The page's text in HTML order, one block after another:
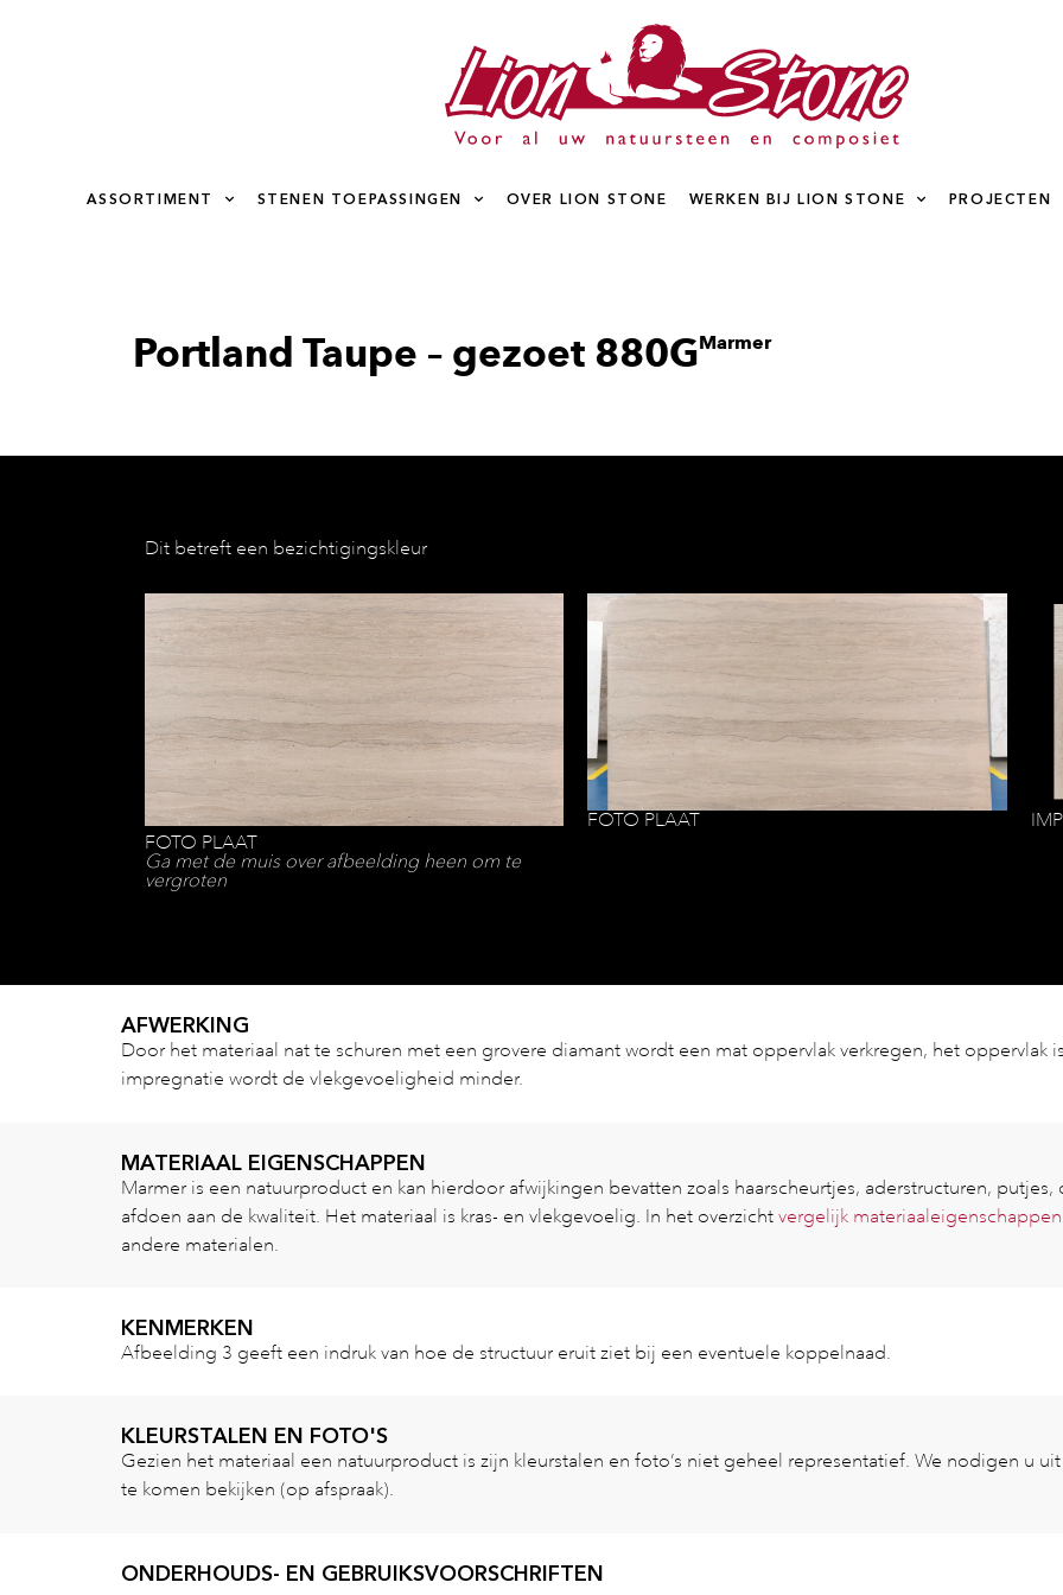
ASSORTIMENT STENEN TOEPASSINGEN OVER LION STONE WERKEN BIJ LION STONE PROJECTEN
Portland Taupe – gezoet 880GMarmer
Dit betreft een bezichtigingskleur
FOTO PLAAT
Ga met de muis over afbeelding heen om te
vergroten
FOTO PLAAT
AFWERKING
Door het materiaal nat te schuren met een grovere diamant wordt een mat oppervlak verkregen, het
impregnatie wordt de vlekgevoeligheid minder.
MATERIAAL EIGENSCHAPPEN
Marmer is een natuurproduct en kan hierdoor afwijkingen bevatten zoals haarscheurtjes, aderstructuren,
afdoen aan de kwaliteit. Het materiaal is kras- en vlekgevoelig. In het overzicht vergelijk materiaaleigenschappen
andere materialen.
KENMERKEN
Afbeelding 3 geeft een indruk van hoe de structuur eruit ziet bij een eventuele koppelnaad.
KLEURSTALEN EN FOTO'S
Gezien het materiaal een natuurproduct is zijn kleurstalen en foto’s niet geheel representatief. We nodigen u
te komen bekijken (op afspraak).
ONDERHOUDS- EN GEBRUIKSVOORSCHRIFTEN